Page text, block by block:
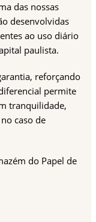
das nossas
desenvolvidas
ao uso diário
paulista.
reforçando
permite
tranquilidade,
caso de
do Papel de